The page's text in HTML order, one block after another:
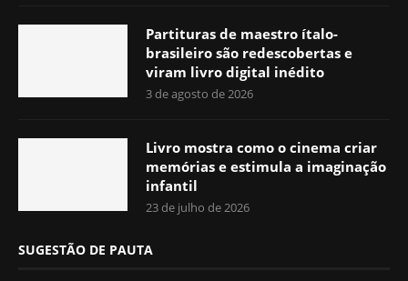
Partituras de maestro ítalo-
brasileiro são redescobertas e
viram livro digital inédito
3 de agosto de 2026
Livro mostra como o cinema criar
memórias e estimula a imaginação
infantil
23 de julho de 2026
SUGESTÃO DE PAUTA